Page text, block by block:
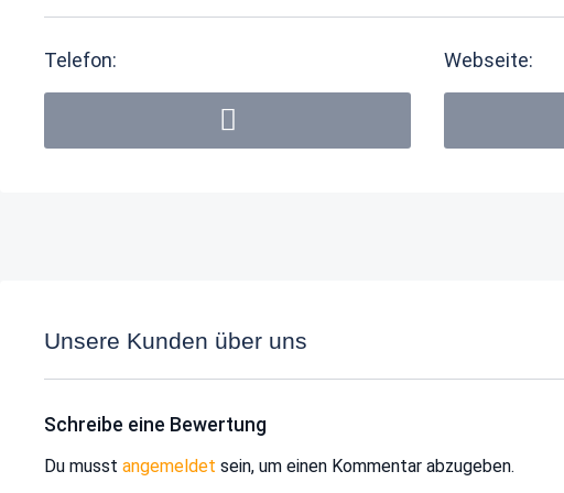
Telefon: Webseite:
Unsere Kunden über uns
Schreibe eine Bewertung
Du musst angemeldet sein, um einen Kommentar abzugeben.